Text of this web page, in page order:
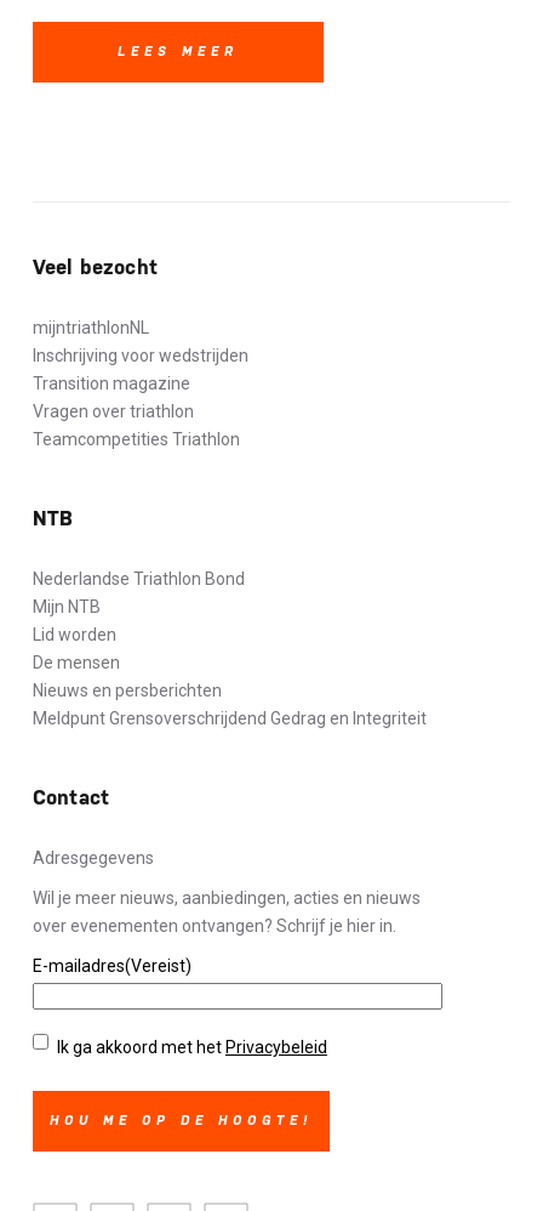
LEES MEER
Veel bezocht
mijntriathlonNL
Inschrijving voor wedstrijden
Transition magazine
Vragen over triathlon
Teamcompetities Triathlon
NTB
Nederlandse Triathlon Bond
Mijn NTB
Lid worden
De mensen
Nieuws en persberichten
Meldpunt Grensoverschrijdend Gedrag en Integriteit
Contact
Adresgegevens
Wil je meer nieuws, aanbiedingen, acties en nieuws
over evenementen ontvangen? Schrijf je hier in.
E-mailadres(Vereist)
Privacybeleid(Vereist)
Ik ga akkoord met hetPrivacybeleid